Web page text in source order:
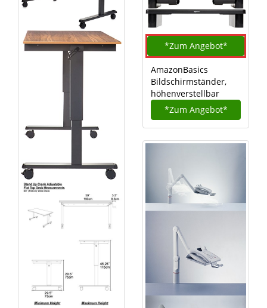
*Zum Angebot*
AmazonBasics
Bildschirmständer,
höhenverstellbar
*Zum Angebot*